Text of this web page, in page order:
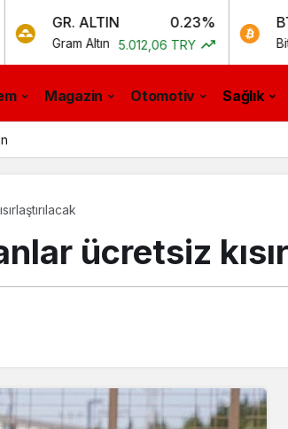
0.23%
Altın 5.012,06 TRY
BTC
Bitcoin 0,00
Magazin Otomotiv Sağlık
ücretsiz